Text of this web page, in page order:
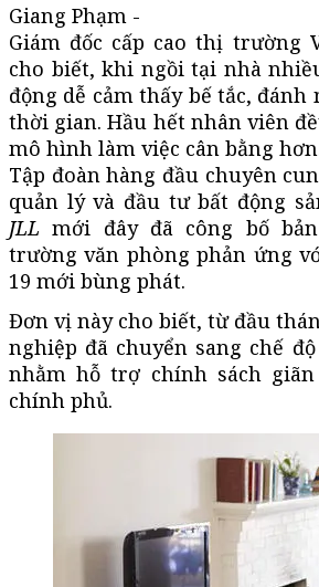
Giang Phạm -
Giám đốc cấp cao thị trường
cho biết, khi ngồi tại nhà
động dễ cảm thấy bế tắc,
thời gian. Hầu hết nhân viên
mô hình làm việc cân bằng
Tập đoàn hàng đầu chuyên
quản lý và đầu tư bất động
JLL mới đây đã công bố
trường văn phòng phản ứng
19 mới bùng phát.
Đơn vị này cho biết, từ đầu
nghiệp đã chuyển sang chế
nhằm hỗ trợ chính sách
chính phủ.